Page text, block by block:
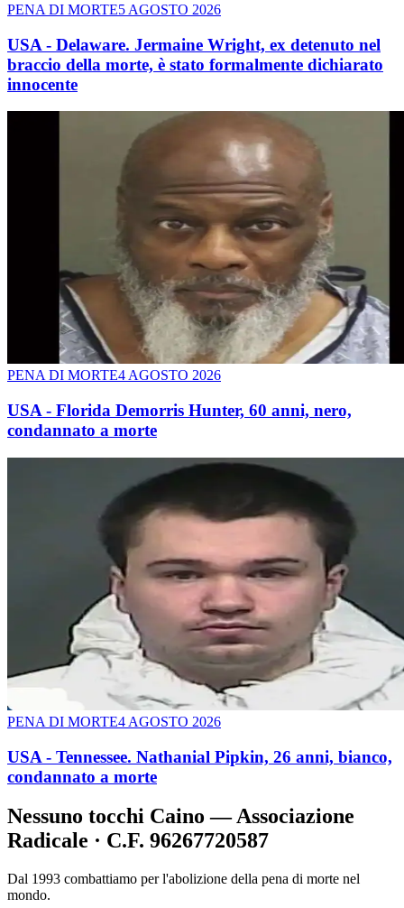
PENA DI MORTE5 AGOSTO 2026
USA - Delaware. Jermaine Wright, ex detenuto nel
braccio della morte, è stato formalmente dichiarato
innocente
PENA DI MORTE4 AGOSTO 2026
USA - Florida Demorris Hunter, 60 anni, nero,
condannato a morte
PENA DI MORTE4 AGOSTO 2026
USA - Tennessee. Nathanial Pipkin, 26 anni, bianco,
condannato a morte
Nessuno tocchi Caino — Associazione
Radicale · C.F. 96267720587
Dal 1993 combattiamo per l'abolizione della pena di morte nel
mondo.